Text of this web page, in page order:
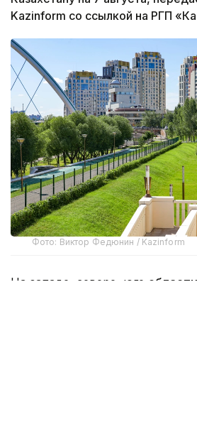
Kazinform со ссылкой на РГП
Фото: Виктор Федюнин / Kazinform
На западе, севере, юге